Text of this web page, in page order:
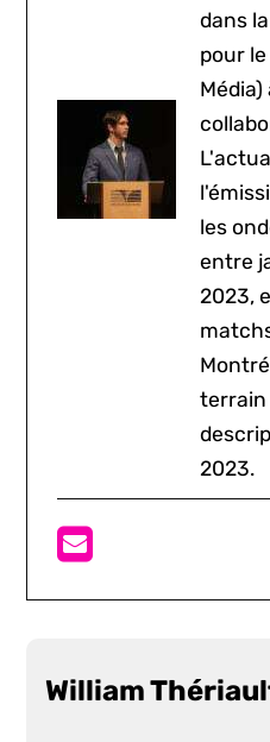
dans
pour le
les
entre
2023,
terrain
2023.
William